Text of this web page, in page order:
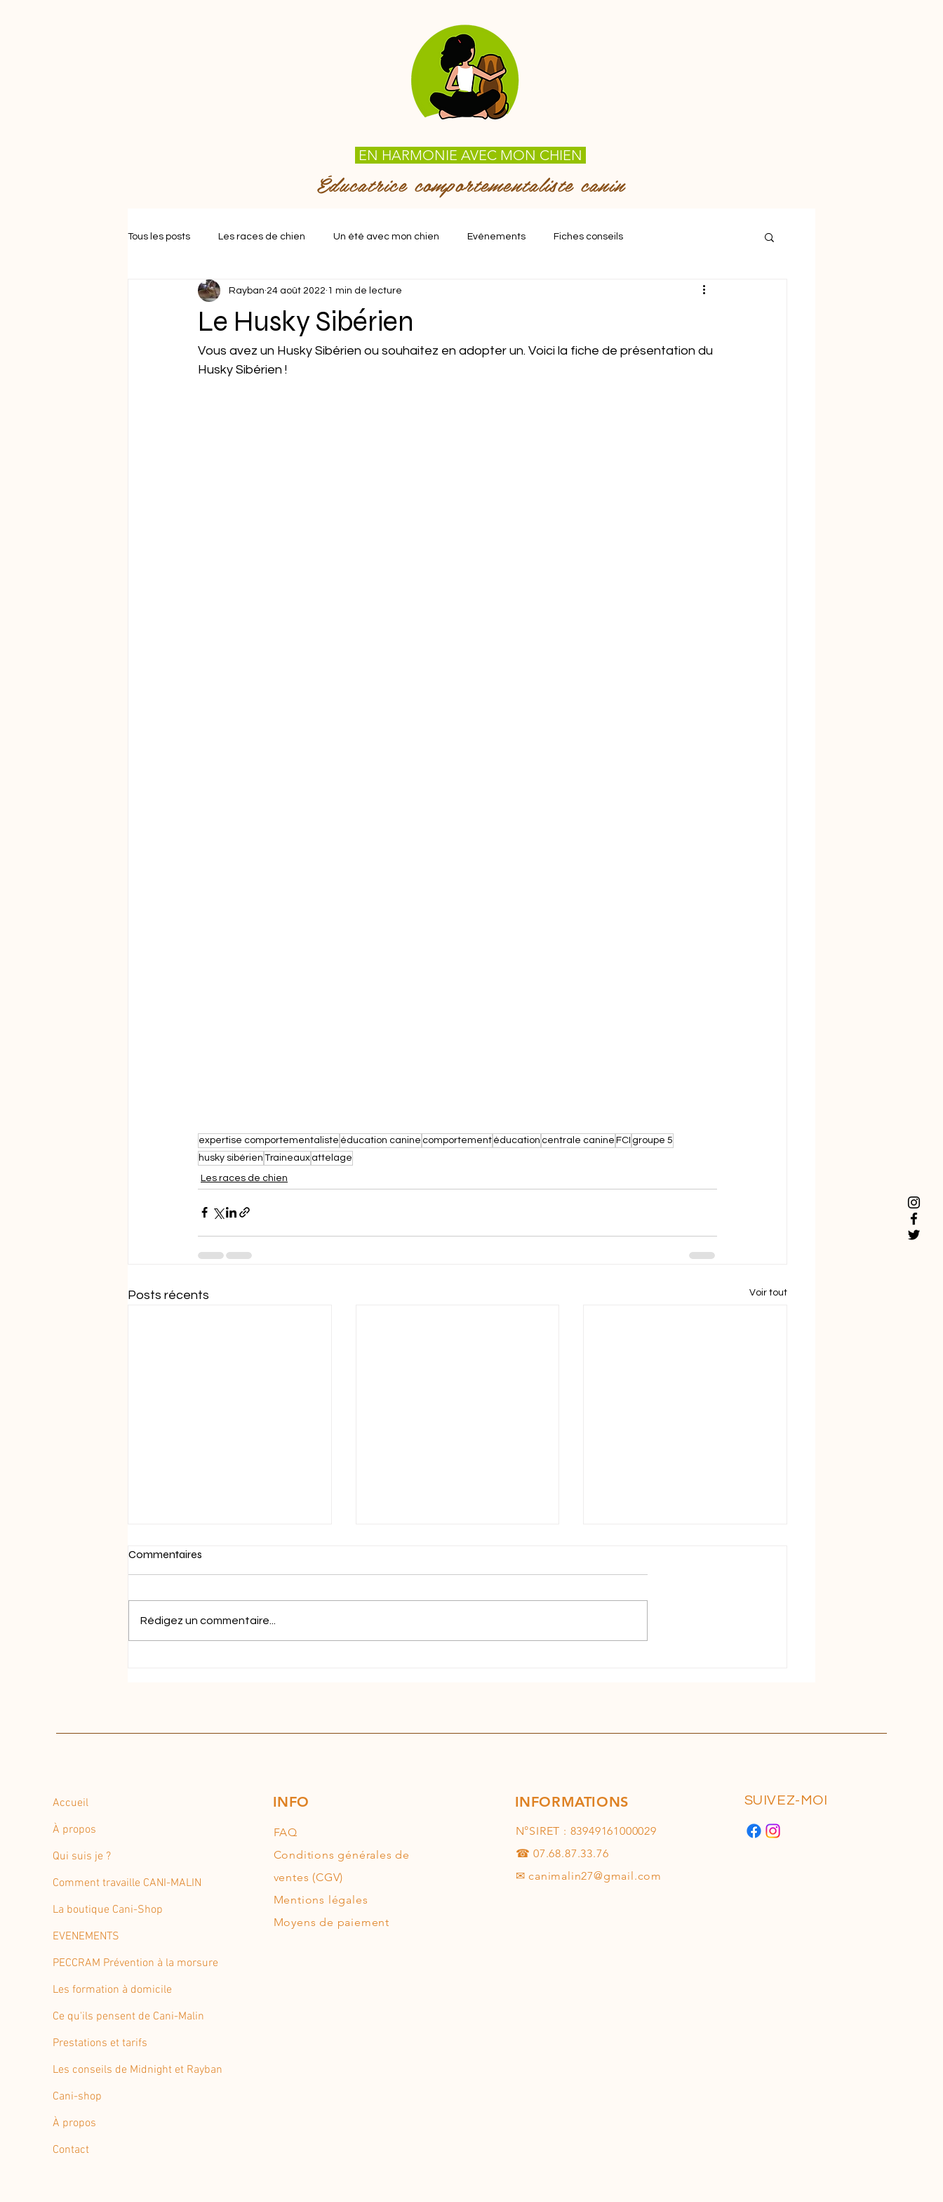
EN HARMONIE AVEC MON CHIEN
Éducatrice comportementaliste canin
Tous les posts Les races de chien Un été avec mon chien Evénements Fiches conseils
30 conseils sur l'éducation Le saviez-vous?
Le Husky Sibérien
Rayban 24 août 2022 1 min de lecture
Vous avez un Husky Sibérien ou souhaitez en adopter un. Voici la fiche de présentation du
Husky Sibérien !
expertise comportementaliste éducation canine comportement éducation centrale canine FCI groupe 5
husky sibérien Traineaux attelage
Les races de chien
Posts récents Voir tout
Le Teckel Le Colley
Commentaires
Rédigez un commentaire...
Accueil
À propos
Qui suis je ?
Comment travaille CANI-MALIN
La boutique Cani-Shop
EVENEMENTS
PECCRAM Prévention à la morsure
Les formation à domicile
Ce qu'ils pensent de Cani-Malin
Prestations et tarifs
Les conseils de Midnight et Rayban
Cani-shop
À propos
Contact
INFO
FAQ
Conditions générales de
ventes (CGV)
Mentions légales
Moyens de paiement
INFORMATIONS
N°SIRET : 83949161000029
☎ 07.68.87.33.76
✉canimalin27@gmail.com
SUIVEZ-MOI